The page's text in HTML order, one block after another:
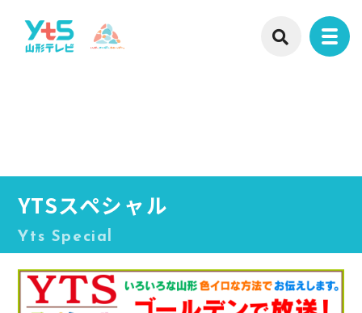
YTSスペシャル
Yts Special